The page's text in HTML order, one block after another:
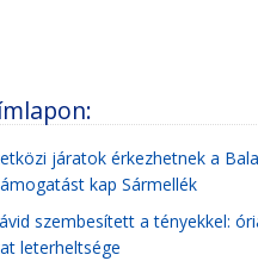
járatok érkezhetnek a
kap Sármellék
szembesített a tényekkel:
leterheltsége